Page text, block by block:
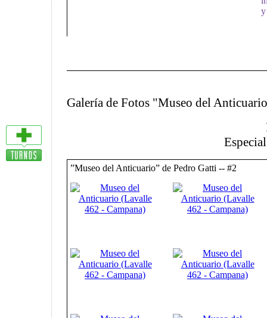
y
Galería de Fotos "Museo del
”Museo del Anticuario” de Pedro Gatti -- #2